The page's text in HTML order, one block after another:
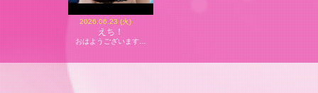
2026.06.23 (火)
えち！
おはようございます…